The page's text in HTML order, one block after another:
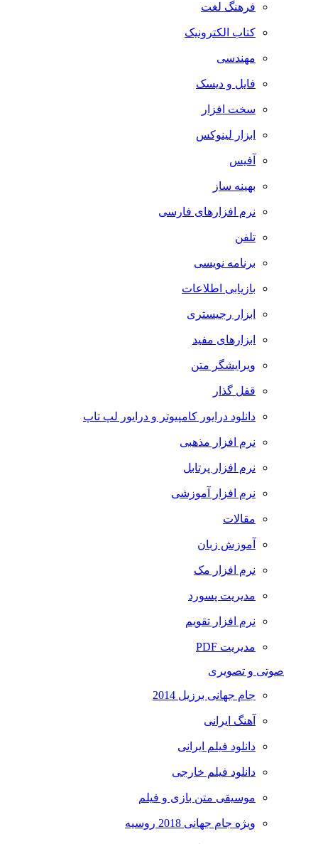
فرهنگ لغت
کتاب الکترونیک
مهندسی
فایل و دیسک
سخت افزار
ابزار لینوکس
آفیس
بهینه ساز
نرم افزارهای فارسی
تلفن
برنامه نویسی
بازیابی اطلاعات
ابزار رجیستری
ابزارهای مفید
ویرایشگر متن
قفل گذار
دانلود درایور کامپیوتر و درایور لپ تاپ
نرم افزار مذهبی
نرم افزار پرتابل
نرم افزار آموزشی
مقالات
آموزش زبان
نرم افزار مک
مدیریت پسورد
نرم افزار تقویم
مدیریت PDF
صوتی و تصویری
جام جهانی برزیل 2014
آهنگ ایرانی
دانلود فیلم ایرانی
دانلود فیلم خارجی
موسیقی متن بازی و فیلم
ویژه جام جهانی 2018 روسیه